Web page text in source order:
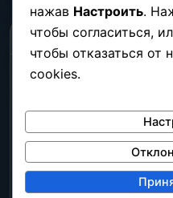
СОЦСЕТИ
Instagram
IMO
нажав Настроить.
чтобы согласиться,
чтобы отказаться от
cookies.